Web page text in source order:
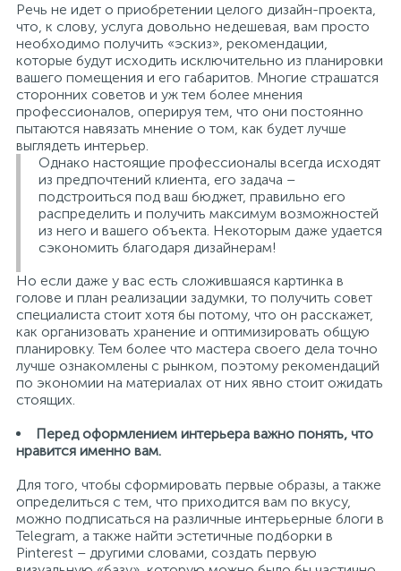
Речь не идет о приобретении целого дизайн-проекта,
что, к слову, услуга довольно недешевая, вам просто
необходимо получить «эскиз», рекомендации,
которые будут исходить исключительно из планировки
вашего помещения и его габаритов. Многие страшатся
сторонних советов и уж тем более мнения
профессионалов, оперируя тем, что они постоянно
пытаются навязать мнение о том, как будет лучше
выглядеть интерьер.
Однако настоящие профессионалы всегда исходят
из предпочтений клиента, его задача –
подстроиться под ваш бюджет, правильно его
распределить и получить максимум возможностей
из него и вашего объекта. Некоторым даже удается
сэкономить благодаря дизайнерам!
Но если даже у вас есть сложившаяся картинка в
голове и план реализации задумки, то получить совет
специалиста стоит хотя бы потому, что он расскажет,
как организовать хранение и оптимизировать общую
планировку. Тем более что мастера своего дела точно
лучше ознакомлены с рынком, поэтому рекомендаций
по экономии на материалах от них явно стоит ожидать
стоящих.
Перед оформлением интерьера важно понять, что
нравится именно вам.
Для того, чтобы сформировать первые образы, а также
определиться с тем, что приходится вам по вкусу,
можно подписаться на различные интерьерные блоги в
Telegram, а также найти эстетичные подборки в
Pinterest – другими словами, создать первую